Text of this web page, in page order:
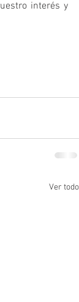
interés y
Ver todo